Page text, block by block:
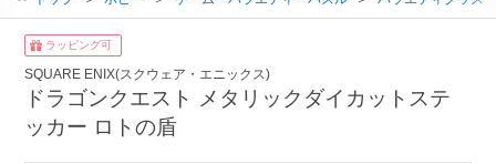
ラッピング可
SQUARE ENIX(スクウェア・エニックス)
ドラゴンクエスト メタリックダイカットステ
ッカー ロトの盾